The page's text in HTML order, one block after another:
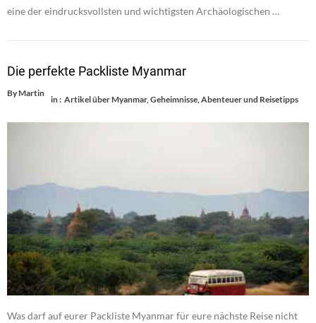
eine der eindrucksvollsten und wichtigsten Archäologischen …
Die perfekte Packliste Myanmar
ByMartin
in : Artikel über Myanmar,Geheimnisse, Abenteuer und Reisetipps
Was darf auf eurer Packliste Myanmar für eure nächste Reise nicht